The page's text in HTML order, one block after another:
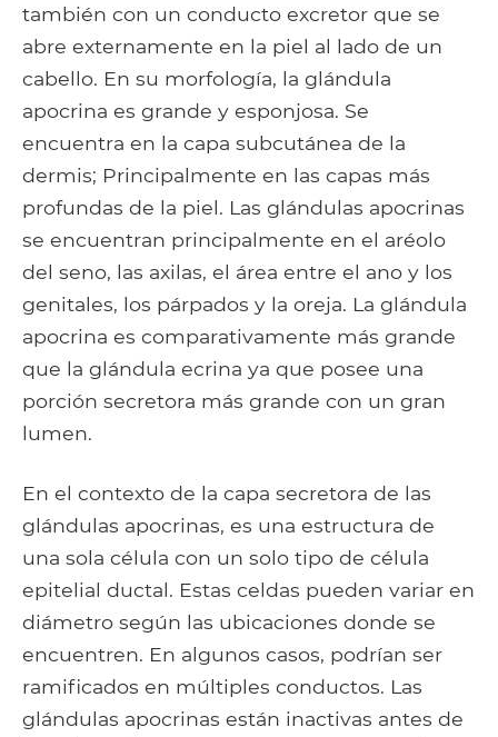
también con un conducto excretor que se
abre externamente en la piel al lado de un
cabello. En su morfología, la glándula
apocrina es grande y esponjosa. Se
encuentra en la capa subcutánea de la
dermis; Principalmente en las capas más
profundas de la piel. Las glándulas apocrinas
se encuentran principalmente en el aréolo
del seno, las axilas, el área entre el ano y los
genitales, los párpados y la oreja. La glándula
apocrina es comparativamente más grande
que la glándula ecrina ya que posee una
porción secretora más grande con un gran
lumen.
En el contexto de la capa secretora de las
glándulas apocrinas, es una estructura de
una sola célula con un solo tipo de célula
epitelial ductal. Estas celdas pueden variar en
diámetro según las ubicaciones donde se
encuentren. En algunos casos, podrían ser
ramificados en múltiples conductos. Las
glándulas apocrinas están inactivas antes de